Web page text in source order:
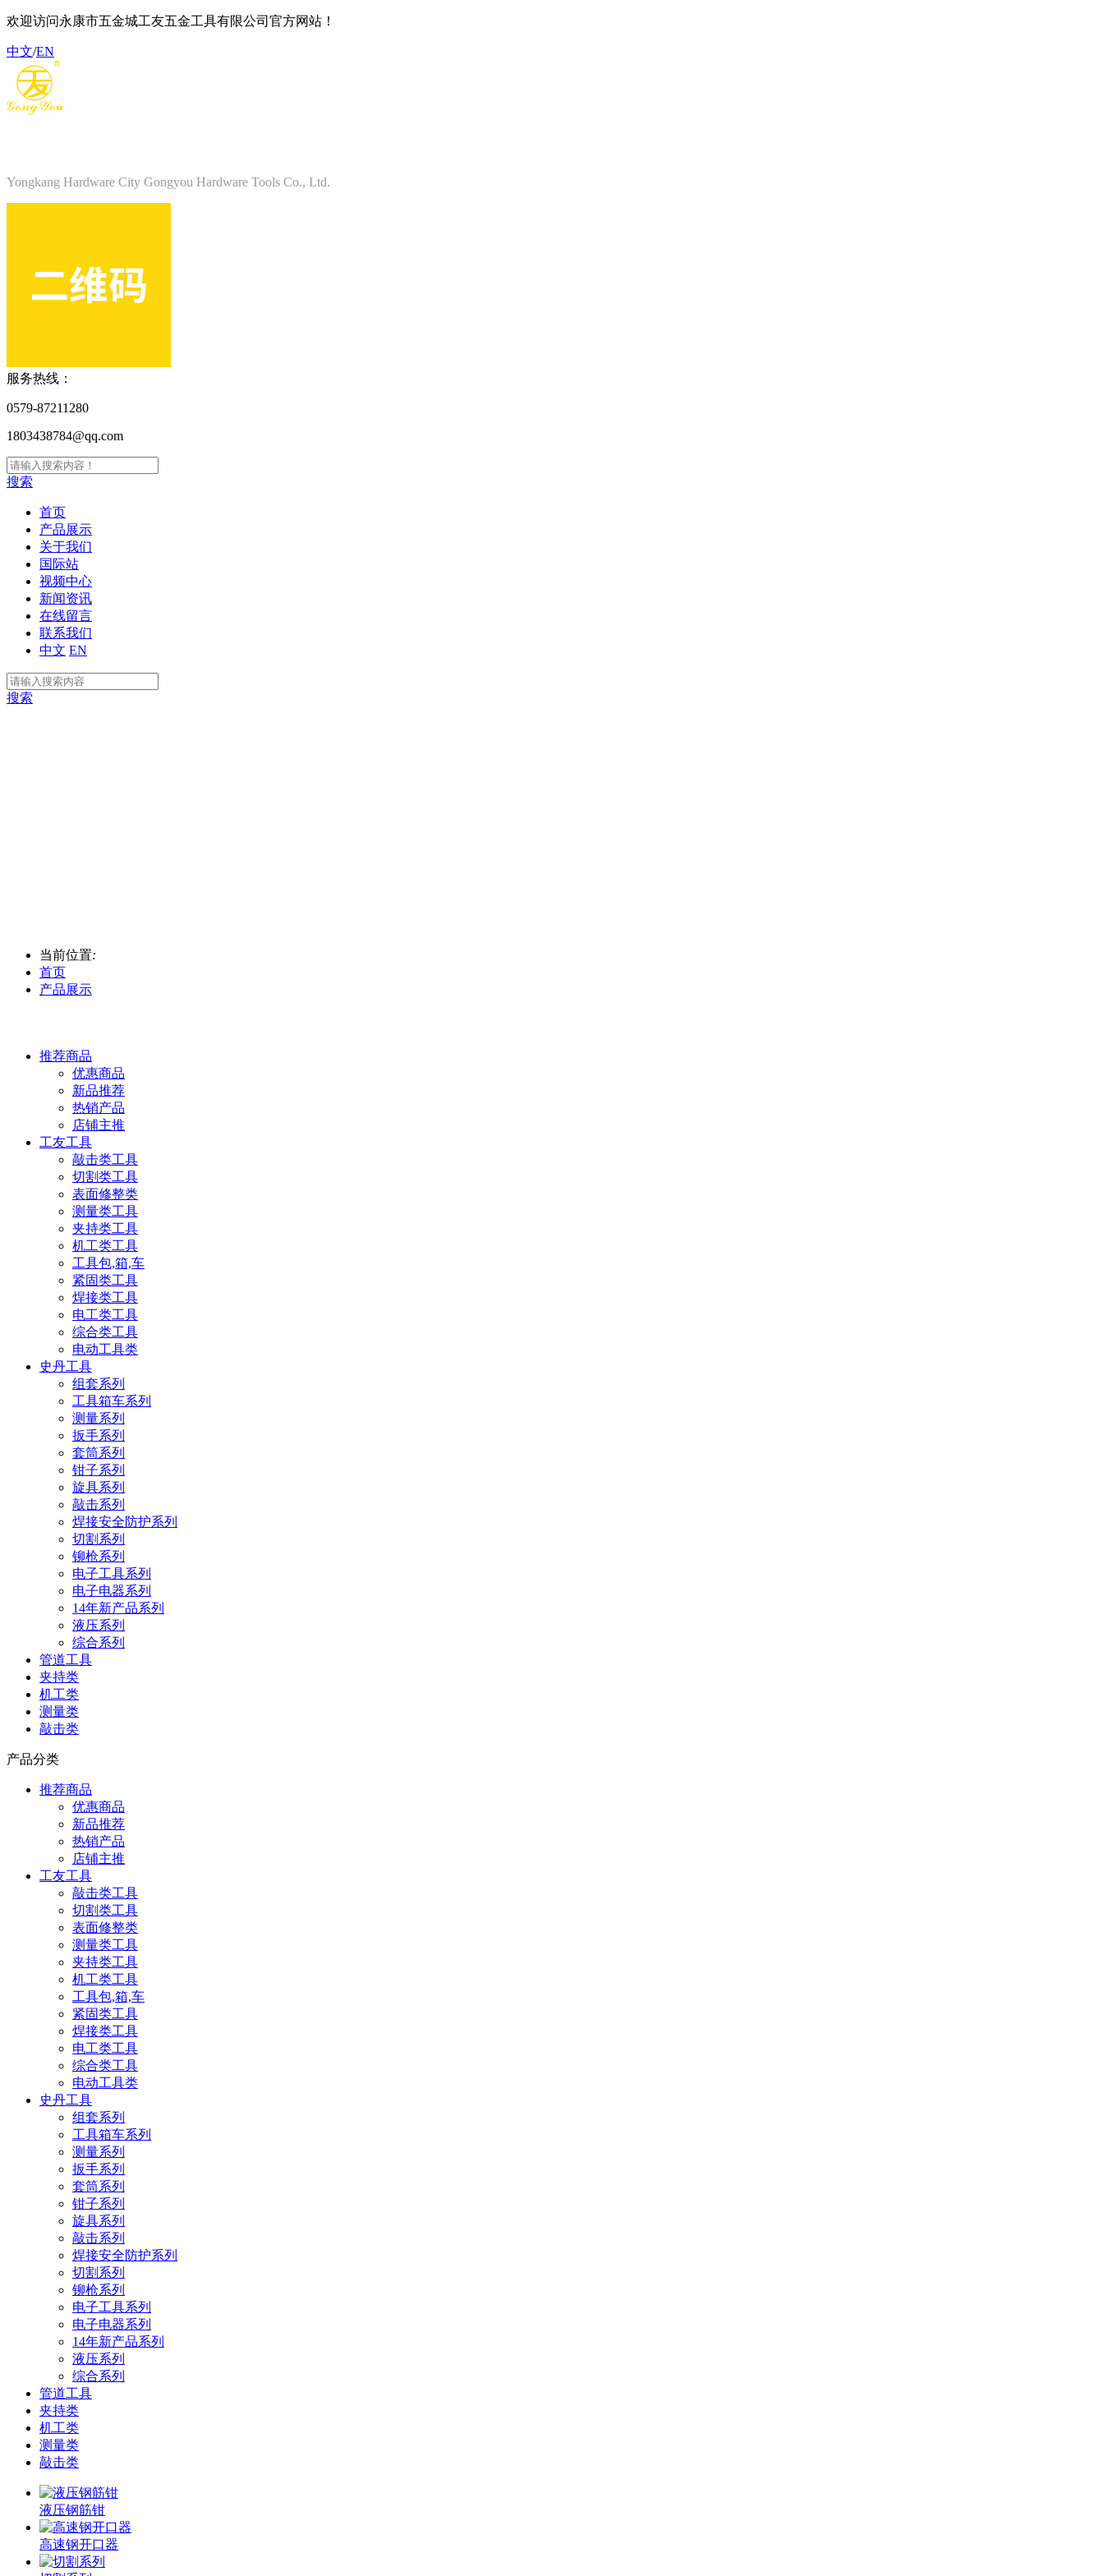
欢迎访问永康市五金城工友五金工具有限公司官方网站！
中文/EN
Yongkang Hardware City Gongyou Hardware Tools Co., Ltd.
服务热线：
0579-87211280
1803438784@qq.com
搜索
首页
产品展示
关于我们
国际站
视频中心
新闻资讯
在线留言
联系我们
中文 EN
搜索
当前位置:
首页
产品展示
推荐商品
优惠商品
新品推荐
热销产品
店铺主推
工友工具
敲击类工具
切割类工具
表面修整类
测量类工具
夹持类工具
机工类工具
工具包,箱,车
紧固类工具
焊接类工具
电工类工具
综合类工具
电动工具类
史丹工具
组套系列
工具箱车系列
测量系列
扳手系列
套筒系列
钳子系列
旋具系列
敲击系列
焊接安全防护系列
切割系列
铆枪系列
电子工具系列
电子电器系列
14年新产品系列
液压系列
综合系列
管道工具
夹持类
机工类
测量类
敲击类
产品分类
推荐商品
优惠商品
新品推荐
热销产品
店铺主推
工友工具
敲击类工具
切割类工具
表面修整类
测量类工具
夹持类工具
机工类工具
工具包,箱,车
紧固类工具
焊接类工具
电工类工具
综合类工具
电动工具类
史丹工具
组套系列
工具箱车系列
测量系列
扳手系列
套筒系列
钳子系列
旋具系列
敲击系列
焊接安全防护系列
切割系列
铆枪系列
电子工具系列
电子电器系列
14年新产品系列
液压系列
综合系列
管道工具
夹持类
机工类
测量类
敲击类
液压钢筋钳
高速钢开口器